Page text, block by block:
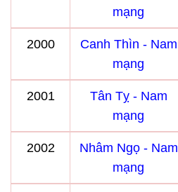
mạng
2000
Canh Thìn - Nam
mạng
2001
Tân Tỵ - Nam
mạng
2002
Nhâm Ngọ - Nam
mạng